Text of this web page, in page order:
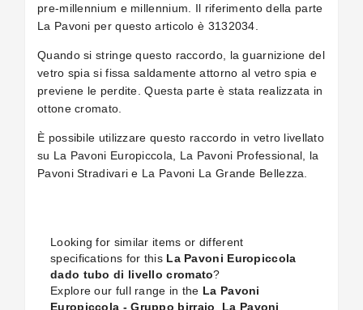
pre-millennium e millennium. Il riferimento della parte
La Pavoni per questo articolo è 3132034.
Quando si stringe questo raccordo, la guarnizione del
vetro spia si fissa saldamente attorno al vetro spia e
previene le perdite. Questa parte è stata realizzata in
ottone cromato.
È possibile utilizzare questo raccordo in vetro livellato
su La Pavoni Europiccola, La Pavoni Professional, la
Pavoni Stradivari e La Pavoni La Grande Bellezza.
Looking for similar items or different
specifications for this La Pavoni Europiccola
dado tubo di livello cromato?
Explore our full range in the La Pavoni
Europiccola - Gruppo birraio
La Pavoni